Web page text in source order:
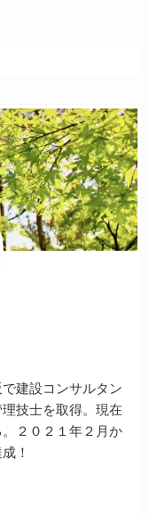
建設コンサルタン
技士を取得。現在
２０２１年２月か
！